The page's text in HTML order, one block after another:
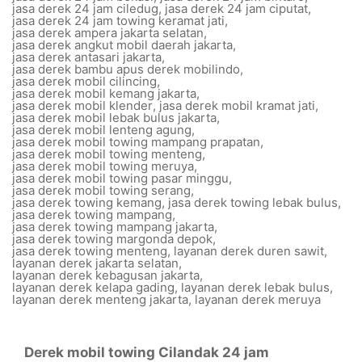
jasa derek 24 jam ciledug, jasa derek 24 jam ciputat,
jasa derek 24 jam towing keramat jati,
jasa derek ampera jakarta selatan,
jasa derek angkut mobil daerah jakarta,
jasa derek antasari jakarta,
jasa derek bambu apus derek mobilindo,
jasa derek mobil cilincing,
jasa derek mobil kemang jakarta,
jasa derek mobil klender,jasa derek mobil kramat jati,
jasa derek mobil lebak bulus jakarta,
jasa derek mobil lenteng agung,
jasa derek mobil towing mampang prapatan,
jasa derek mobil towing menteng,
jasa derek mobil towing meruya,
jasa derek mobil towing pasar minggu,
jasa derek mobil towing serang,
jasa derek towing kemang, jasa derek towing lebak bulus,
jasa derek towing mampang,
jasa derek towing mampang jakarta,
jasa derek towing margonda depok,
jasa derek towing menteng, layanan derek duren sawit,
layanan derek jakarta selatan,
layanan derek kebagusan jakarta,
layanan derek kelapa gading, layanan derek lebak bulus,
layanan derek menteng jakarta,layanan derek meruya
Derek mobil towing Cilandak 24 jam